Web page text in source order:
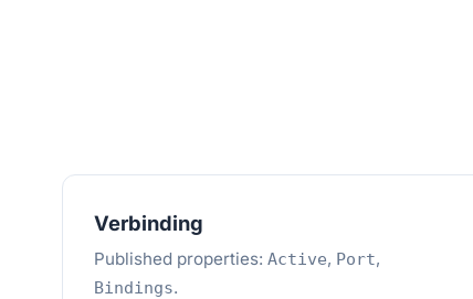
Verbinding
Published properties: Active, Port,
Bindings.